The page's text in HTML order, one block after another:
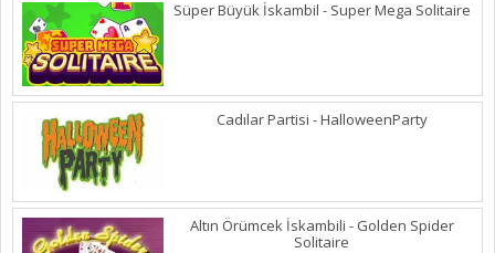
Süper Büyük İskambil - Super Mega Solitaire
Cadılar Partisi - HalloweenParty
Altın Örümcek İskambili - Golden Spider
Solitaire